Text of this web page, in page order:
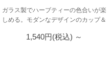
ガラス製でハーブティーの色合いが楽
しめる。モダンなデザインのカップ＆
1,540円(税込) ～